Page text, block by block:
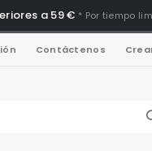
a 59 € * Por tiempo
Contáctenos